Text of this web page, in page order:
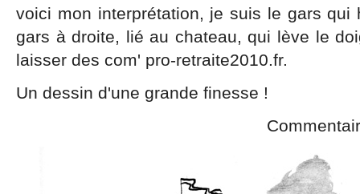
voici mon interprétation, je suis le gars qui
gars à droite, lié au chateau, qui lève le
laisser des com' pro-retraite2010.fr.
Un dessin d'une grande finesse !
Commentaires